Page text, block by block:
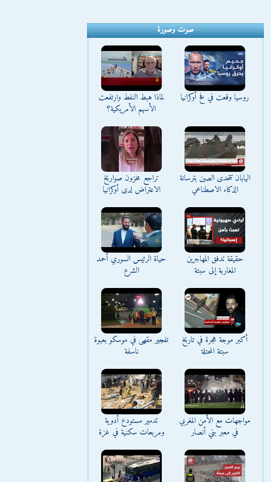
صوت وصورة
روسيا وقعت في فخ أوكرانيا
لماذا هبط النفط وارتفعت
الأسهم الأمريكية؟
اليابان تتحدى الصين بترسانة
الذكاء الاصطناعي
تراجع مخزون صواريخ
الاعتراض لدى أوكرانيا
حقيقة تدفق المهاجرين
المغاربة إلى سبتة
حياة الرئيس السوري أحمد
الشرع
أكبر موجة هجرة في تاريخ
سبتة المحتلة
تفجير مقهى في موسكو بعبوة
ناسفة
مواجهات مع الأمن المغربي
في معبر بني أنصار
تدمير مستودع أدوية
ومربعات سكنية في غزة